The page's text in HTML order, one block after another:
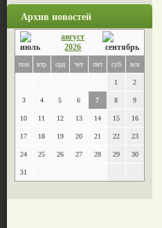
Архив новостей
август
2026
пон втр срд чет пят суб вск
1 2
3 4 5 6 7 8 9
10 11 12 13 14 15 16
17 18 19 20 21 22 23
24 25 26 27 28 29 30
31